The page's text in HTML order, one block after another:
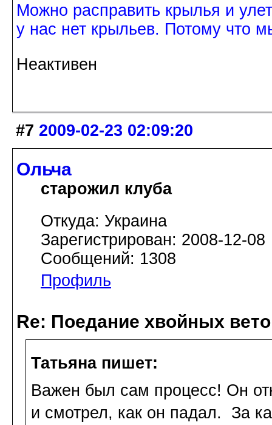
Можно расправить крылья и
у нас нет крыльев. Потому что
Неактивен
#7 2009-02-23 02:09:20
Ольча
старожил клуба
Откуда: Украина
Зарегистрирован: 2008-12-08
Сообщений: 1308
Профиль
Re: Поедание хвойных
Татьяна пишет:
Важен был сам процесс! Он
и смотрел, как он падал. За